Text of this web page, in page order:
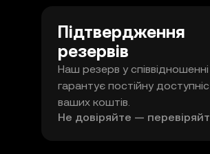
Підтвердження
резервів
Наш резерв у
гарантує постійну
ваших коштів.
Не довіряйте —